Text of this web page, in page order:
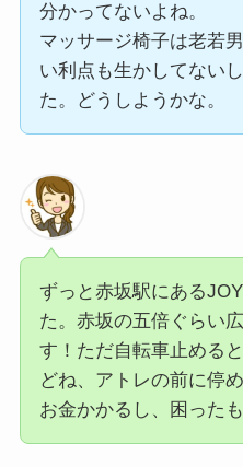
分かってないよね。
マッサージ椅子は老若
い利点も生かしてない
た。どうしようかな。
ずっと赤坂駅にある
た。赤坂の五倍ぐらい
す！ただ自転車止める
どね、アトレの前に停
お金かかるし、困った